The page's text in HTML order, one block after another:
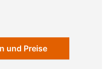
und Preise